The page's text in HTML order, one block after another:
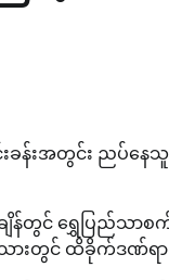
င်းခန်းအတွင်း ည
င် ရွှေပြည်သာစက်
မျိုးသားတွင် ထိခိုက်